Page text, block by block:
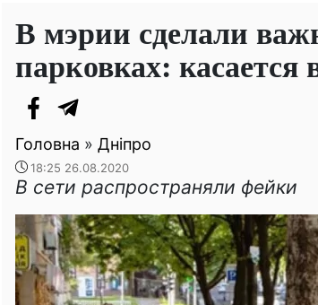
В мэрии сделали
парковках: касается
Головна » Дніпро
18:25 26.08.2020
В сети распространяли фейки